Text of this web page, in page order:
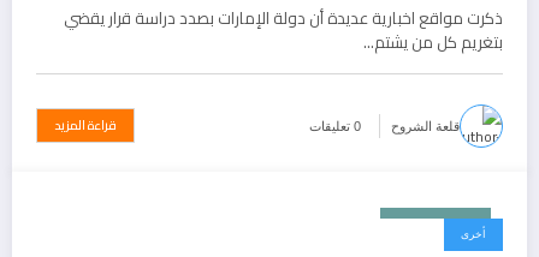
ذكرت مواقع اخبارية عديدة أن دولة الإمارات بصدد دراسة قرار يقضي
بتغريم كل من يشتم…
قلعة الشروح 0 تعليقات قراءة المزيد
أخرى